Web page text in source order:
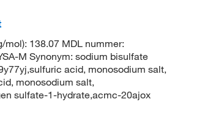
138.07 MDL nummer:
M Synonym: sodium bisulfate
acid, monosodium salt,
monosodium salt,
sulfate-1-hydrate,acmc-20ajox